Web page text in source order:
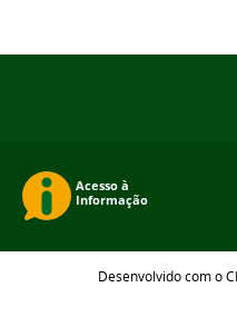
Desenvolvido com o